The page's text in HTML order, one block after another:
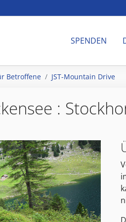
SPENDEN
Betroffene JST-Mountain Drive
: